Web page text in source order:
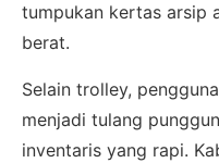
tumpukan kertas arsip
berat.
Selain trolley,
menjadi tulang
inventaris yang rapi.